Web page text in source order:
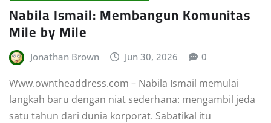
Nabila Ismail: Membangun Komunitas
Mile by Mile
Jonathan Brown Jun 30, 2026 0
Www.owntheaddress.com – Nabila Ismail memulai
langkah baru dengan niat sederhana: mengambil jeda
satu tahun dari dunia korporat. Sabatikal itu